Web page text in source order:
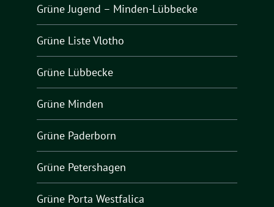
Grüne Jugend – Minden-Lübbecke
Grüne Liste Vlotho
Grüne Lübbecke
Grüne Minden
Grüne Paderborn
Grüne Petershagen
Grüne Porta Westfalica